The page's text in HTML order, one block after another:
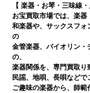
【 楽器・お琴・三味線
お宝買取市場では、楽
和楽器や、サックスフ
の
金管楽器、バイオリン
の、
楽器関係を、専門買取り
民謡、地唄、長唄などで
ご趣味の楽器から、師範